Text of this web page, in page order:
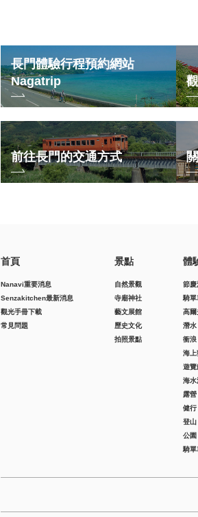
長門體驗行程預約網站
Nagatrip
前往長門的交通方式
首頁
Nanavi重要消息
Senzakitchen最新消息
觀光手冊下載
常見問題
景點
自然景觀
寺廟神社
藝文展館
歷史文化
拍照景點
體
節慶
騎單
高爾
潛水
衝浪
海上
遊覽
海水
露營
健行
登山
公園
騎單